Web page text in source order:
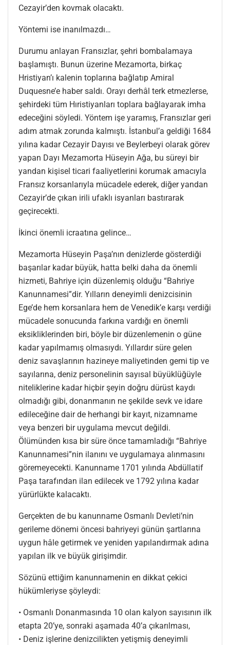
Cezayir’den kovmak olacaktı.
Yöntemi ise inanılmazdı…
Durumu anlayan Fransızlar, şehri bombalamaya
başlamıştı. Bunun üzerine Mezamorta, birkaç
Hristiyan’ı kalenin toplarına bağlatıp Amiral
Duquesne’e haber saldı. Orayı derhâl terk etmezlerse,
şehirdeki tüm Hıristiyanları toplara bağlayarak imha
edeceğini söyledi. Yöntem işe yaramış, Fransızlar geri
adım atmak zorunda kalmıştı. İstanbul’a geldiği 1684
yılına kadar Cezayir Dayısı ve Beylerbeyi olarak görev
yapan Dayı Mezamorta Hüseyin Ağa, bu süreyi bir
yandan kişisel ticari faaliyetlerini korumak amacıyla
Fransız korsanlarıyla mücadele ederek, diğer yandan
Cezayir’de çıkan irili ufaklı isyanları bastırarak
geçirecekti.
İkinci önemli icraatına gelince…
Mezamorta Hüseyin Paşa’nın denizlerde gösterdiği
başarılar kadar büyük, hatta belki daha da önemli
hizmeti, Bahriye için düzenlemiş olduğu “Bahriye
Kanunnamesi”dir. Yılların deneyimli denizcisinin
Ege’de hem korsanlara hem de Venedik’e karşı verdiği
mücadele sonucunda farkına vardığı en önemli
eksikliklerinden biri, böyle bir düzenlemenin o güne
kadar yapılmamış olmasıydı. Yıllardır süre gelen
deniz savaşlarının hazineye maliyetinden gemi tip ve
sayılarına, deniz personelinin sayısal büyüklüğüyle
niteliklerine kadar hiçbir şeyin doğru dürüst kaydı
olmadığı gibi, donanmanın ne şekilde sevk ve idare
edileceğine dair de herhangi bir kayıt, nizamname
veya benzeri bir uygulama mevcut değildi.
Ölümünden kısa bir süre önce tamamladığı “Bahriye
Kanunnamesi”nin ilanını ve uygulamaya alınmasını
göremeyecekti. Kanunname 1701 yılında Abdüllatif
Paşa tarafından ilan edilecek ve 1792 yılına kadar
yürürlükte kalacaktı.
Gerçekten de bu kanunname Osmanlı Devleti’nin
gerileme dönemi öncesi bahriyeyi günün şartlarına
uygun hâle getirmek ve yeniden yapılandırmak adına
yapılan ilk ve büyük girişimdir.
Sözünü ettiğim kanunnamenin en dikkat çekici
hükümleriyse şöyleydi:
• Osmanlı Donanmasında 10 olan kalyon sayısının ilk
etapta 20’ye, sonraki aşamada 40’a çıkarılması,
• Deniz işlerine denizcilikten yetişmiş deneyimli